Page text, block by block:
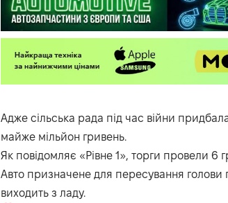
Адже сільська рада під час війни
майже мільйон гривень.
Як повідомляє «Рівне 1», торги провели 6
Авто призначене для пересування голови
виходить з ладу.